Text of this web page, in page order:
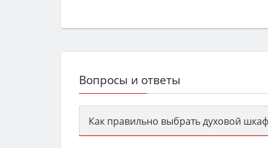
Вопросы и ответы
Как правильно выбрать духовой